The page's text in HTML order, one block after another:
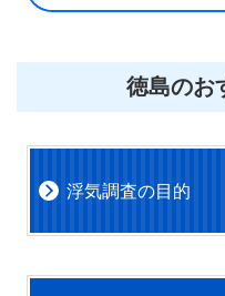
徳島のお
浮気調査の目的